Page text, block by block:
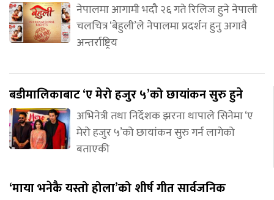
नेपालमा आगामी भदौ २६ गते रिलिज हुने नेपाली
चलचित्र ‘बेहुली’ले नेपालमा प्रदर्शन हुनु अगावै
अन्तर्राष्ट्रिय
बडीमालिकाबाट ‘ए मेरो हजुर ५’को छायांकन सुरु हुने
अभिनेत्री तथा निर्देशक झरना थापाले सिनेमा ‘ए
मेरो हजुर ५’को छायांकन सुरु गर्न लागेको
बताएकी
‘माया भनेकै यस्तो होला’को शीर्ष गीत सार्वजनिक